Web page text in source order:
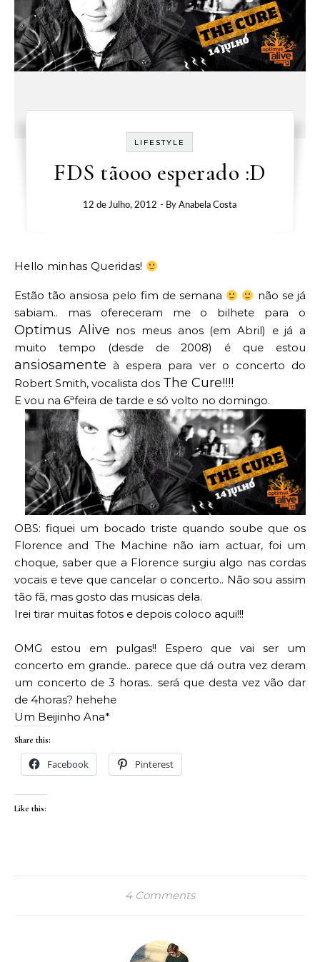
LIFESTYLE
FDS tãooo esperado :D
12 de Julho, 2012 - ByAnabela Costa
Hello minhas Queridas!
Estão tão ansiosa pelo fim de semana
não se já
sabiam.. mas ofereceram me o bilhete para o
Optimus Alive nos meus anos (em Abril) e já a
muito tempo (desde de 2008) é que estou
ansiosamente à espera para ver o concerto do
Robert Smith, vocalista dos The Cure!!!!
E vou na 6ªfeira de tarde e só volto no domingo.
OBS: fiquei um bocado triste quando soube que os
Florence and The Machine não iam actuar, foi um
choque, saber que a Florence surgiu algo nas cordas
vocais e teve que cancelar o concerto.. Não sou assim
tão fã, mas gosto das musicas dela.
Irei tirar muitas fotos e depois coloco aqui!!!
OMG estou em pulgas!! Espero que vai ser um
concerto em grande.. parece que dá outra vez deram
um concerto de 3 horas.. será que desta vez vão dar
de 4horas? hehehe
Um Beijinho Ana*
Share this:
Facebook Pinterest
Like this:
4 Comments